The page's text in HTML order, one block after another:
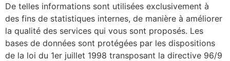
De telles informations sont utilisées exclusivement à
des fins de statistiques internes, de manière à améliorer
la qualité des services qui vous sont proposés. Les
bases de données sont protégées par les dispositions
de la loi du 1er juillet 1998 transposant la directive 96/9